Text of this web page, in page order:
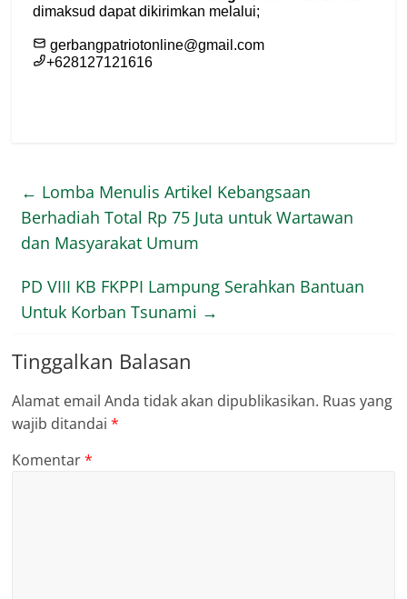
← Lomba Menulis Artikel Kebangsaan
Berhadiah Total Rp 75 Juta untuk Wartawan
dan Masyarakat Umum
PD VIII KB FKPPI Lampung Serahkan Bantuan
Untuk Korban Tsunami →
Tinggalkan Balasan
Alamat email Anda tidak akan dipublikasikan. Ruas yang
wajib ditandai*
Komentar*